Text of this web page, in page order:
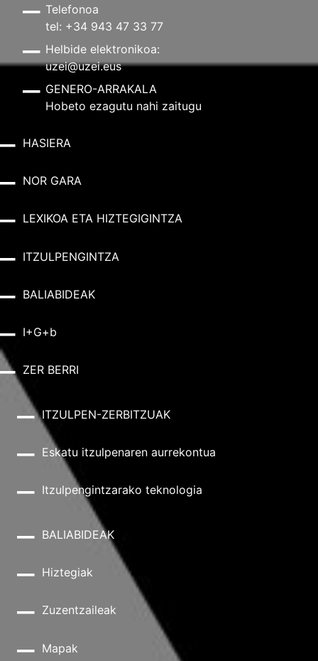
Telefonoa
tel: +34 943 47 33 77
Helbide elektronikoa:
uzei@uzei.eus
GENERO-ARRAKALA
Hobeto ezagutu nahi zaitugu
HASIERA
NOR GARA
LEXIKOA ETA HIZTEGIGINTZA
ITZULPENGINTZA
BALIABIDEAK
I+G+b
ZER BERRI
ITZULPEN-ZERBITZUAK
Eskatu itzulpenaren aurrekontua
Itzulpengintzarako teknologia
BALIABIDEAK
Hiztegiak
Zuzentzaileak
Mapak